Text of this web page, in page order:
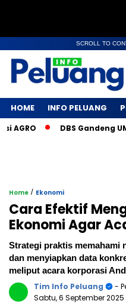
SCROLL TO
HOME INFO PELUANG
DBS Gandeng UMKM
Home / Ekonomi
Cara Efektif
Ekonomi Agar
Strategi praktis memahami
dan menyiapkan data
meliput acara korporasi
Tim Info Peluang
-
Sabtu, 6 September 2025